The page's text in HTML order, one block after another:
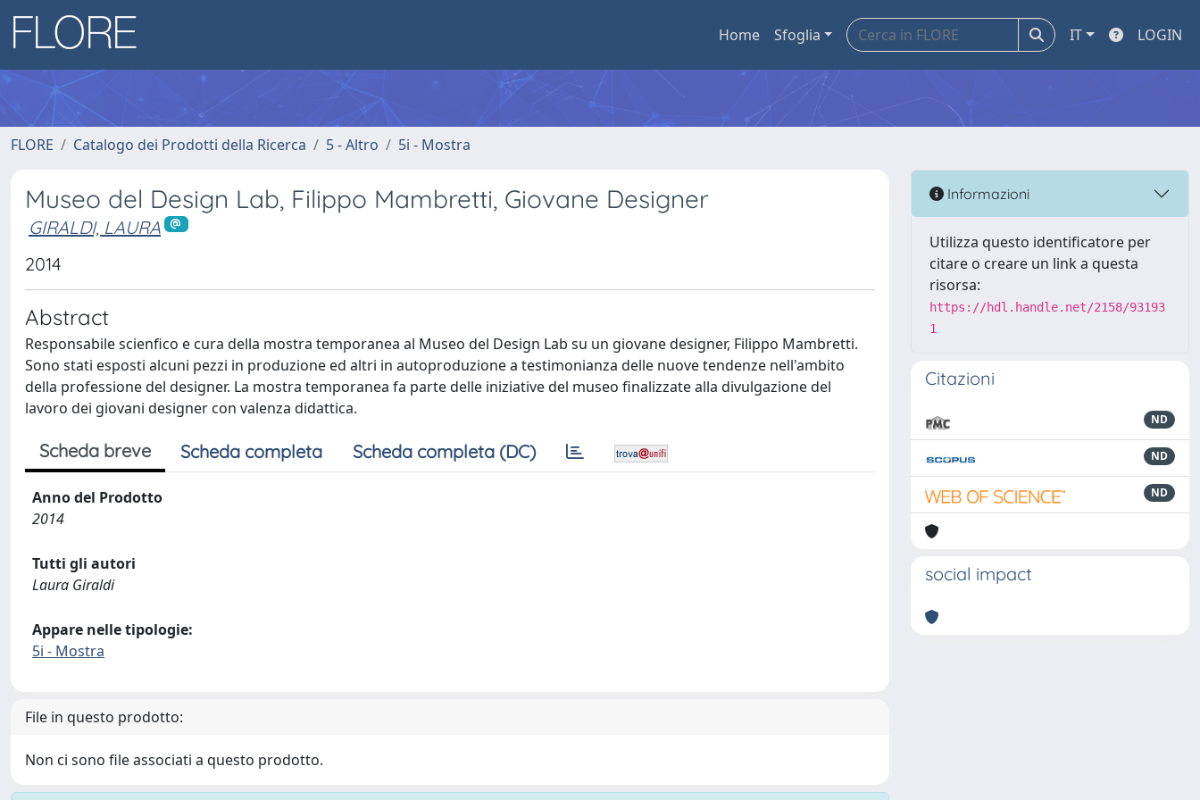
Home Sfoglia IT LOGIN
FLORE Catalogo dei Prodotti della Ricerca 5 - Altro 5i - Mostra
Museo del Design Lab, Filippo Mambretti, Giovane Designer
GIRALDI, LAURA
2014
Abstract
Responsabile scienfico e cura della mostra temporanea al Museo del Design Lab su un giovane designer, Filippo Mambretti.
Sono stati esposti alcuni pezzi in produzione ed altri in autoproduzione a testimonianza delle nuove tendenze nell'ambito
della professione del designer. La mostra temporanea fa parte delle iniziative del museo finalizzate alla divulgazione del
lavoro dei giovani designer con valenza didattica.
Scheda breve Scheda completa Scheda completa (DC)
Anno del Prodotto
2014
Tutti gli autori
Laura Giraldi
Appare nelle tipologie:
5i - Mostra
File in questo prodotto:
Non ci sono file associati a questo prodotto.
Informazioni
Utilizza questo identificatore per
citare o creare un link a questa
risorsa:
https://hdl.handle.net/2158/93193
1
Citazioni
ND
ND
ND
social impact